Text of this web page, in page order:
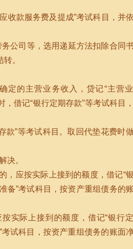
收款服务费及提成”考试科目，并
公司等，选用递延方法扣除合同
。
定的主营业务收入，贷记“主营
，借记“银行定期存款”等考试科目
款”等考试科目。取回代垫花费时
决。
，应按实际上接到的额度，借记“
备”考试科目，按资产重组债务的
实际上接到的额度，借记“银行
试科目，按资产重组债务的账面净